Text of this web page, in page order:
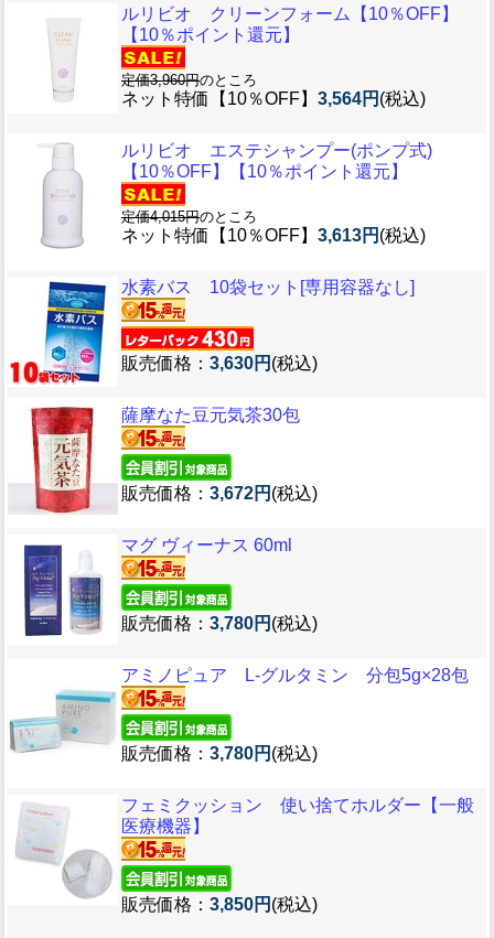
ルリビオ クリーンフォーム【10％OFF】
【10％ポイント還元】
定価3,960円のところ
ネット特価【10％OFF】 3,564円 (税込)
ルリビオ エステシャンプー(ポンプ式)
【10％OFF】【10％ポイント還元】
定価4,015円のところ
ネット特価【10％OFF】 3,613円 (税込)
水素バス 10袋セット[専用容器なし]
販売価格： 3,630円 (税込)
薩摩なた豆元気茶30包
販売価格： 3,672円 (税込)
マグ ヴィーナス 60ml
販売価格： 3,780円 (税込)
アミノピュア L-グルタミン 分包5g×28包
販売価格： 3,780円 (税込)
フェミクッション 使い捨てホルダー【一般
医療機器】
販売価格： 3,850円 (税込)